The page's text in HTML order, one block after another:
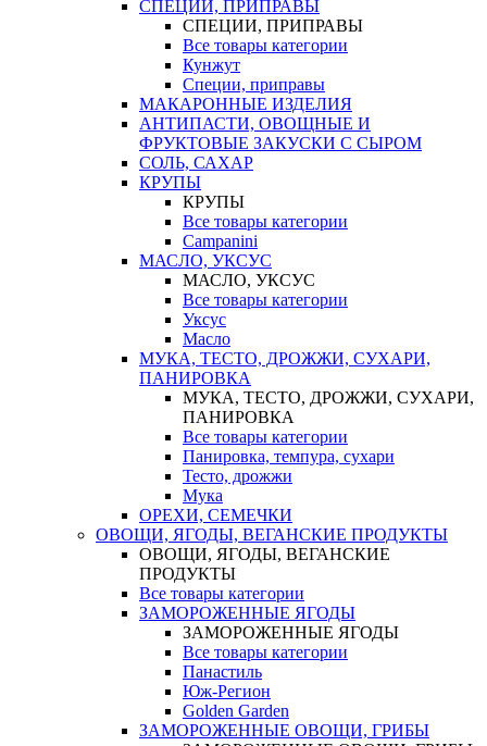
СПЕЦИИ, ПРИПРАВЫ
СПЕЦИИ, ПРИПРАВЫ
Все товары категории
Кунжут
Специи, приправы
МАКАРОННЫЕ ИЗДЕЛИЯ
АНТИПАСТИ, ОВОЩНЫЕ И
ФРУКТОВЫЕ ЗАКУСКИ С СЫРОМ
СОЛЬ, САХАР
КРУПЫ
КРУПЫ
Все товары категории
Campanini
МАСЛО, УКСУС
МАСЛО, УКСУС
Все товары категории
Уксус
Масло
МУКА, ТЕСТО, ДРОЖЖИ, СУХАРИ,
ПАНИРОВКА
МУКА, ТЕСТО, ДРОЖЖИ, СУХАРИ,
ПАНИРОВКА
Все товары категории
Панировка, темпура, сухари
Тесто, дрожжи
Мука
ОРЕХИ, СЕМЕЧКИ
ОВОЩИ, ЯГОДЫ, ВЕГАНСКИЕ ПРОДУКТЫ
ОВОЩИ, ЯГОДЫ, ВЕГАНСКИЕ
ПРОДУКТЫ
Все товары категории
ЗАМОРОЖЕННЫЕ ЯГОДЫ
ЗАМОРОЖЕННЫЕ ЯГОДЫ
Все товары категории
Панастиль
Юж-Регион
Golden Garden
ЗАМОРОЖЕННЫЕ ОВОЩИ, ГРИБЫ